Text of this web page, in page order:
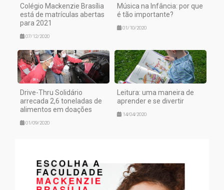
Colégio Mackenzie Brasília
está de matrículas abertas
para 2021
07/12/2020
Música na Infância: por que
é tão importante?
01/10/2020
Drive-Thru Solidário
arrecada 2,6 toneladas de
alimentos em doações
01/09/2020
Leitura: uma maneira de
aprender e se divertir
14/04/2020